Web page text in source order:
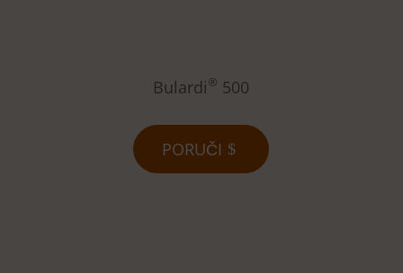
Bulardi® 500
PORUČI